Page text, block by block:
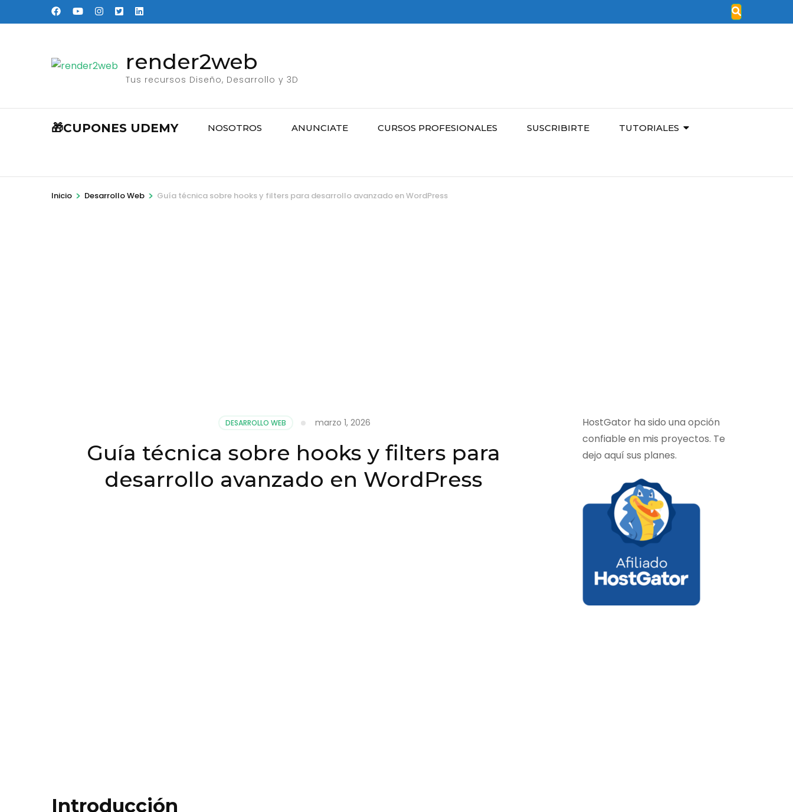
al
render2web
Tus recursos Diseño, Desarrollo y 3D
🎁CUPONES UDEMY NOSOTROS ANUNCIATE CURSOS PROFESIONALES SUSCRIBIRTE TUTORIALES
Inicio > Desarrollo Web > Guía técnica sobre hooks y filters para desarrollo avanzado en WordPress
DESARROLLO WEB marzo 1, 2026
Guía técnica sobre hooks y filters para
desarrollo avanzado en WordPress
Introducción
HostGator ha sido una opción
confiable en mis proyectos. Te
dejo aquí sus planes.